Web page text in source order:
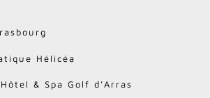
Hélicéa
& Spa Golf d’Arras